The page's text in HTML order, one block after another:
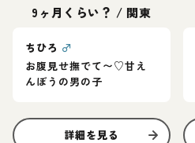
9ヶ月くらい？ / 関東
ちひろ ♂
お腹見せ撫でて〜♡甘え
んぼうの男の子
詳細を見る